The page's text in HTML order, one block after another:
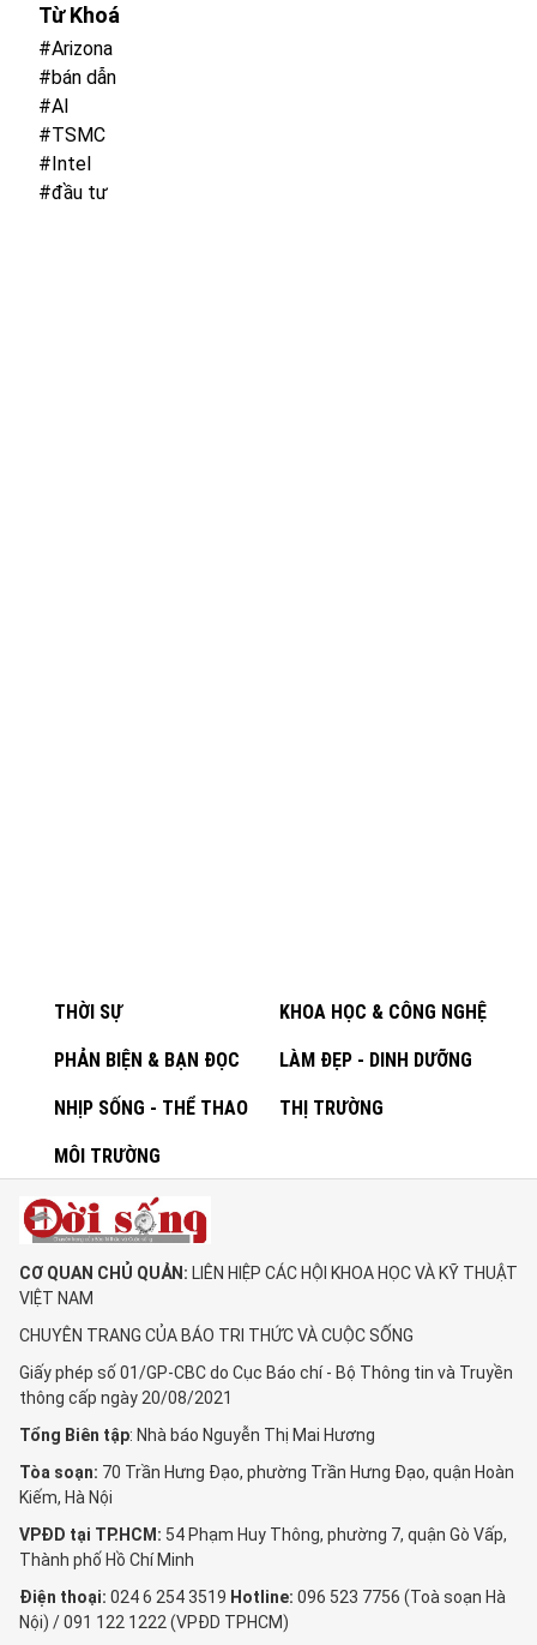
Từ Khoá
#Arizona
#bán dẫn
#AI
#TSMC
#Intel
#đầu tư
THỜI SỰ KHOA HỌC & CÔNG NGHỆ
PHẢN BIỆN & BẠN ĐỌC LÀM ĐẸP - DINH DƯỠNG
NHỊP SỐNG - THỂ THAO THỊ TRƯỜNG
MÔI TRƯỜNG
CƠ QUAN CHỦ QUẢN: LIÊN HIỆP CÁC HỘI KHOA HỌC VÀ KỸ THUẬT
VIỆT NAM
CHUYÊN TRANG CỦA BÁO TRI THỨC VÀ CUỘC SỐNG
Giấy phép số 01/GP-CBC do Cục Báo chí - Bộ Thông tin và Truyền
thông cấp ngày 20/08/2021
Tổng Biên tập: Nhà báo Nguyễn Thị Mai Hương
Tòa soạn: 70 Trần Hưng Đạo, phường Trần Hưng Đạo, quận Hoàn
Kiếm, Hà Nội
VPĐD tại TP.HCM: 54 Phạm Huy Thông, phường 7, quận Gò Vấp,
Thành phố Hồ Chí Minh
Điện thoại: 024 6 254 3519 Hotline: 096 523 7756 (Toà soạn Hà
Nội) / 091 122 1222 (VPĐD TPHCM)